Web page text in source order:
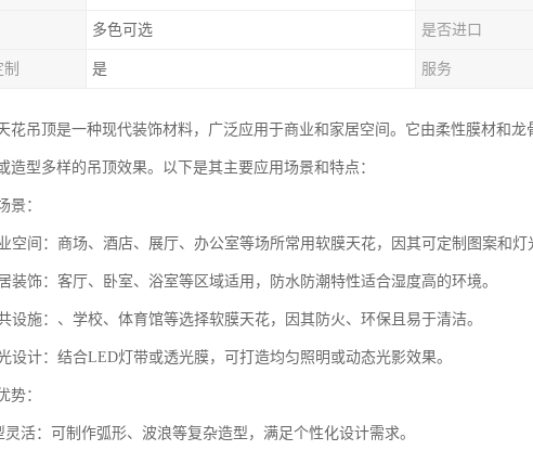
多色可选 是否进口
是 服务
花吊顶是一种现代装饰材料，广泛应用于商业和家居空间。它由柔性膜材和
造型多样的吊顶效果。以下是其主要应用场景和特点：
景：
空间：商场、酒店、展厅、办公室等场所常用软膜天花，因其可定制图案和灯
装饰：客厅、卧室、浴室等区域适用，防水防潮特性适合湿度高的环境。
设施：、学校、体育馆等选择软膜天花，因其防火、环保且易于清洁。
设计：结合LED灯带或透光膜，可打造均匀照明或动态光影效果。
势：
灵活：可制作弧形、波浪等复杂造型，满足个性化设计需求。